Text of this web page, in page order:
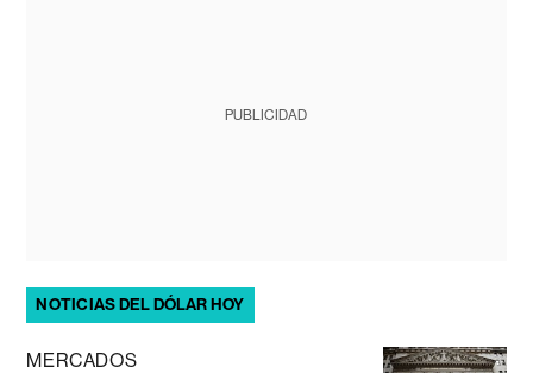
PUBLICIDAD
NOTICIAS DEL DÓLAR HOY
MERCADOS